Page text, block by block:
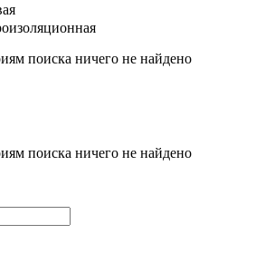
поиска ничего не найдено
поиска ничего не найдено